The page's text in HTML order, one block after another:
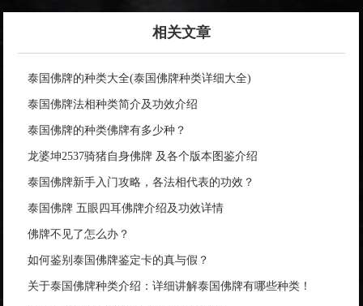
相关文章
泰国佛牌的种类大全(泰国佛牌种类详细大全)
泰国佛牌法相种类简介及功效介绍
泰国佛牌的种类佛牌有多少种？
龙婆坤2537骑猪自身佛牌 及各个版本图鉴介绍
泰国佛牌新手入门攻略，各法相代表的功效？
泰国佛牌 五眼四耳佛牌介绍及功效详情
佛牌不见了怎么办？
如何鉴别泰国佛牌鉴定卡的真与假？
关于泰国佛牌种类介绍：详细讲解泰国佛牌有哪些种类！